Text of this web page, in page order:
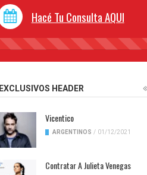
Hacé Tu Consulta AQUI
45%
EXCLUSIVOS HEADER
Vicentico
ARGENTINOS / 01/12/2021
Contratar A Julieta Venegas